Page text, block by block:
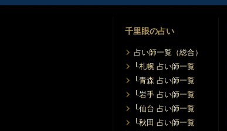
8/16 (日) 10:00〜22:00
【大阪 / アメリカ村店4階】
【大阪 / アメリカ村店4階】
8/19 (水) 10:00〜22:00
【大阪 / アメリカ村店4階】
千里眼の占い
占い師一覧（総合）
└札幌 占い師一覧
└青森 占い師一覧
└岩手 占い師一覧
└仙台 占い師一覧
└秋田 占い師一覧